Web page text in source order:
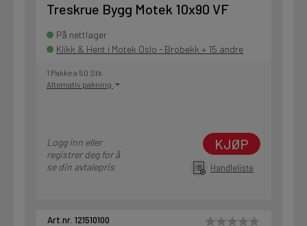
Treskrue Bygg Motek 10x90 VF
På nettlager
Klikk & Hent i Motek Oslo - Brobekk + 15 andre
1 Pakke a 50 Stk
Alternativ pakning
Logg inn eller
registrer deg for å
se din avtalepris
KJØP
Handleliste
Art.nr. 121510100